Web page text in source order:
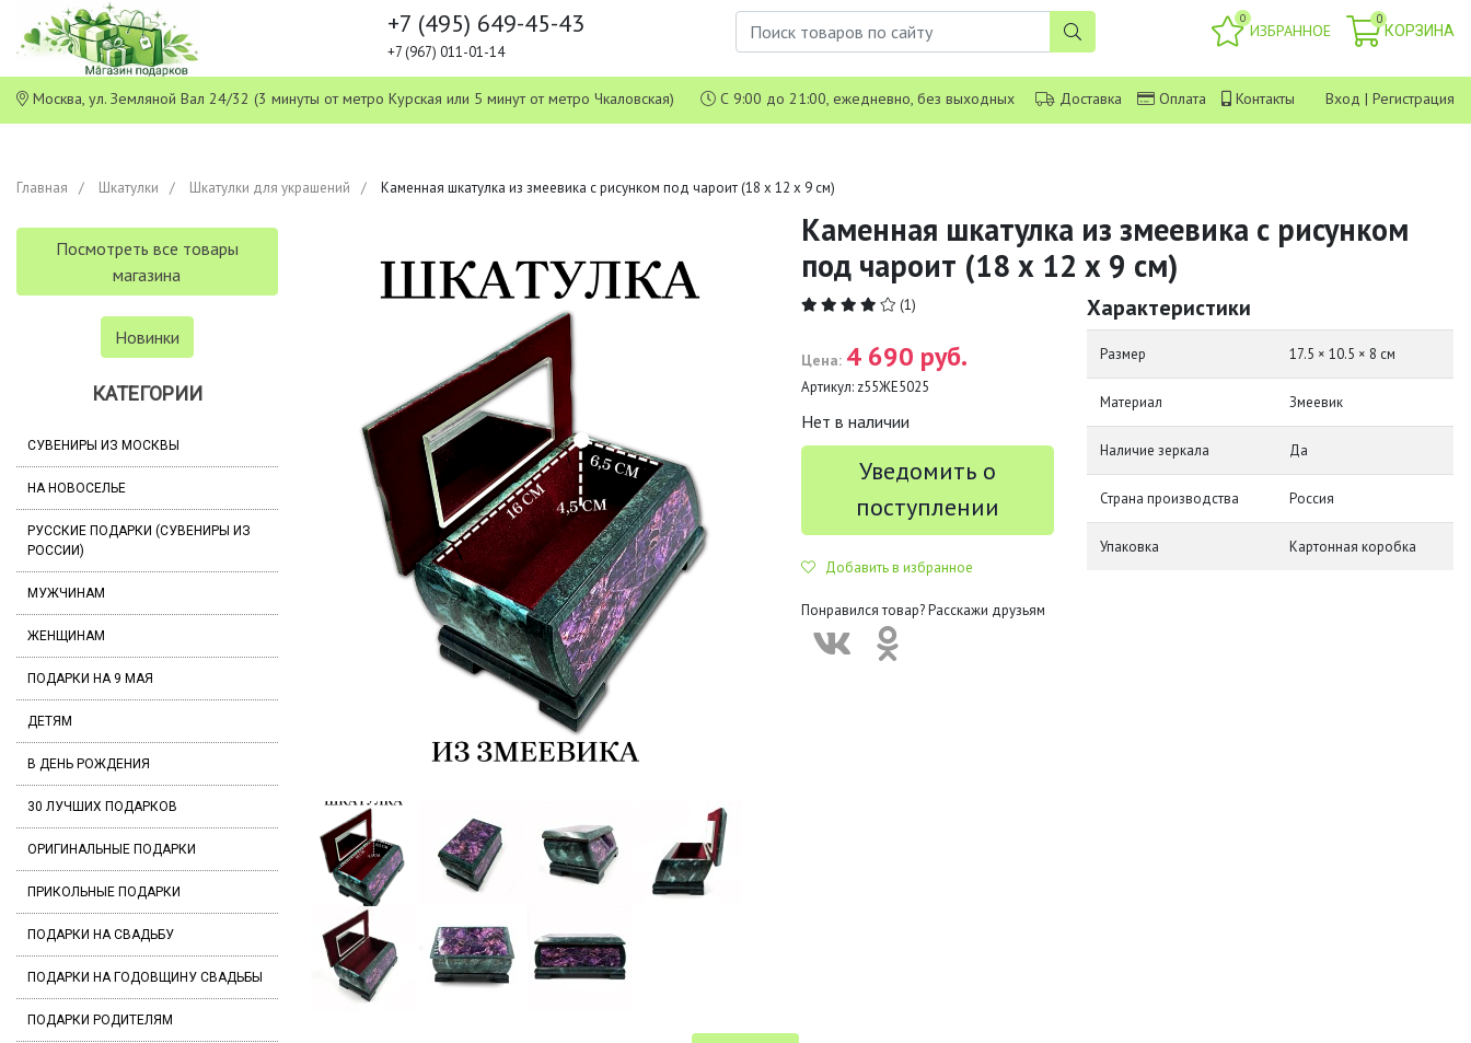
+7 (495) 649-45-43
+7 (967) 011-01-14
0
ИЗБРАННОЕ
0
КОРЗИНА
Москва, ул. Земляной Вал 24/32 (3 минуты от метро Курская или 5 минут от метро Чкаловская) С 9:00 до 21:00, ежедневно, без выходных Доставка Оплата Контакты Вход | Регистрация
Главная Шкатулки Шкатулки для украшений Каменная шкатулка из змеевика с рисунком под чароит (18 х 12 х 9 см)
Посмотреть все товары
магазина
Новинки
КАТЕГОРИИ
СУВЕНИРЫ ИЗ МОСКВЫ
НА НОВОСЕЛЬЕ
РУССКИЕ ПОДАРКИ (СУВЕНИРЫ ИЗ
РОССИИ)
МУЖЧИНАМ
ЖЕНЩИНАМ
ПОДАРКИ НА 9 МАЯ
ДЕТЯМ
В ДЕНЬ РОЖДЕНИЯ
30 ЛУЧШИХ ПОДАРКОВ
ОРИГИНАЛЬНЫЕ ПОДАРКИ
ПРИКОЛЬНЫЕ ПОДАРКИ
ПОДАРКИ НА СВАДЬБУ
ПОДАРКИ НА ГОДОВЩИНУ СВАДЬБЫ
ПОДАРКИ РОДИТЕЛЯМ
Каменная шкатулка из змеевика с рисунком
под чароит (18 х 12 х 9 см)
(1)
Цена: 4 690 руб.
Артикул: z55ЖЕ5025
Нет в наличии
Уведомить о
поступлении
Добавить в избранное
Понравился товар? Расскажи друзьям
Характеристики
Размер 17.5 × 10.5 × 8 см
Материал Змеевик
Наличие зеркала Да
Страна производства Россия
Упаковка Картонная коробка